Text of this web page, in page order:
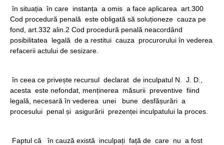
în situația în care instanța a omis a face aplicarea art.300
Cod procedură penală este obligată să soluționeze cauza pe
fond, art.332 alin.2 Cod procedură penală neacordând
posibilitatea legală de a restitui cauza procurorului în vederea
refacerii actului de sesizare.
în ceea ce privește recursul declarat de inculpatul N. J. D.,
acesta este nefondat, menținerea măsurii preventive fiind
legală, necesară în vederea unei bune desfășurări a
procesului penal și asigurării prezenței inculpatului la proces.
Faptul că în cauză există inculpați față de care nu a fost